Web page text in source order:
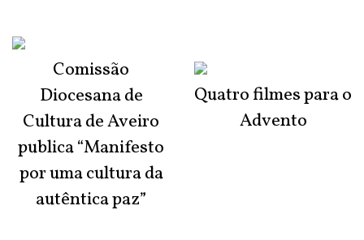
Comissão
Diocesana de
Cultura de Aveiro
publica “Manifesto
por uma cultura da
autêntica paz”
Quatro filmes para o
Advento